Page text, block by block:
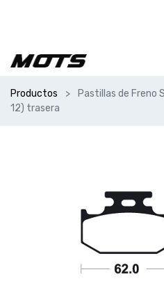
Productos
Pastillas de Freno
12) trasera